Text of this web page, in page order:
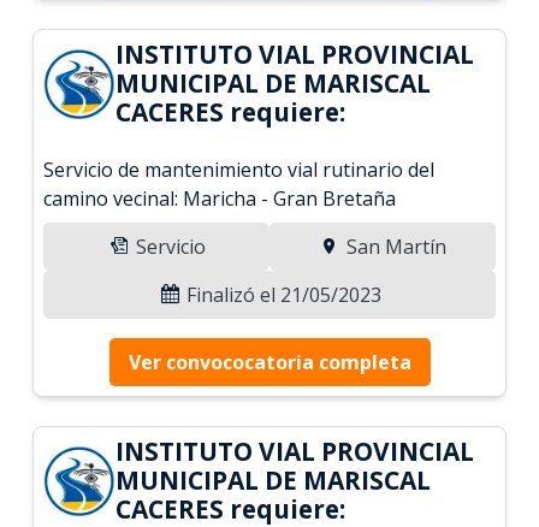
INSTITUTO VIAL PROVINCIAL
MUNICIPAL DE MARISCAL
CACERES requiere:
Servicio de mantenimiento vial rutinario del
camino vecinal: Maricha - Gran Bretaña
Servicio
San Martín
Finalizó el 21/05/2023
Ver convococatoria completa
INSTITUTO VIAL PROVINCIAL
MUNICIPAL DE MARISCAL
CACERES requiere: